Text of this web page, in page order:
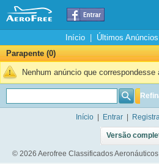
Início| Últimos Anúncios
Parapente (0)
Nenhum anúncio que
Início Entrar
Versão
© 2026 Aerofree Classificados